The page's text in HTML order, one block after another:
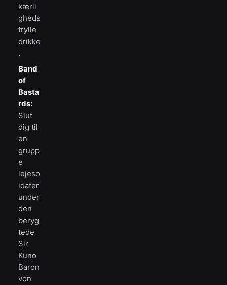
kærli
gheds
trylle
drikke
.
Band
of
Basta
rds:
Slut
dig til
en
grupp
e
lejeso
ldater
under
den
beryg
tede
Sir
Kuno
Baron
von